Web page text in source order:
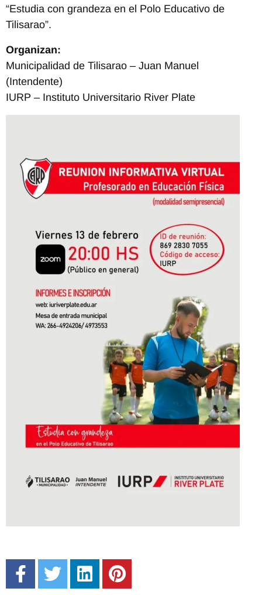
“Estudia con grandeza en el Polo Educativo de
Tilisarao”.
Organizan:
Municipalidad de Tilisarao – Juan Manuel
(Intendente)
IURP – Instituto Universitario River Plate